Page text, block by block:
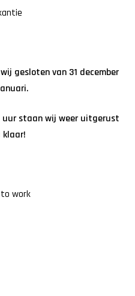
gesloten van 31 december
uur staan wij weer uitgerust
klaar!